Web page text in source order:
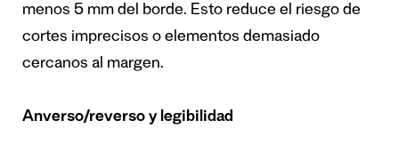
menos 5 mm del borde. Esto reduce el riesgo de
cortes imprecisos o elementos demasiado
cercanos al margen.
Anverso/reverso y legibilidad